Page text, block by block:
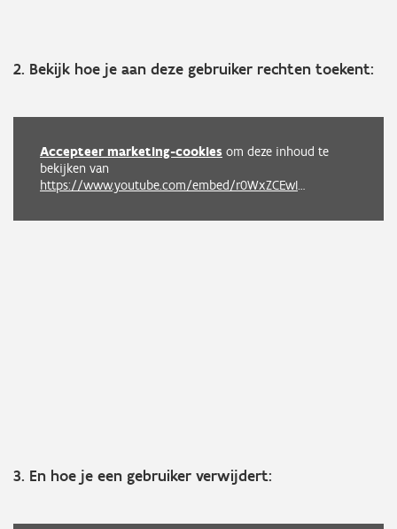
2. Bekijk hoe je aan deze gebruiker rechten toekent:
Accepteer marketing-cookies om deze inhoud te
bekijken van
https://www.youtube.com/embed/r0WxZCEwIIw?autoplay=0&start=0&rel=0
3. En hoe je een gebruiker verwijdert: